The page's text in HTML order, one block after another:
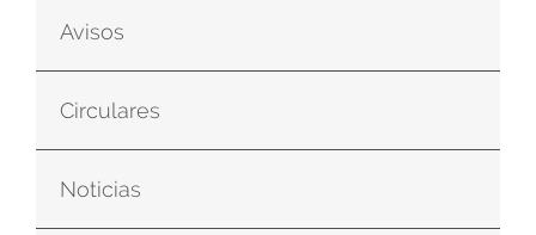
Avisos
Circulares
Noticias